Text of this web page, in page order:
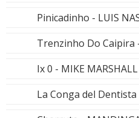
Pinicadinho - LUIS
Trenzinho Do Caipira
Ix 0 - MIKE MARSHALL
La Conga del Dentista